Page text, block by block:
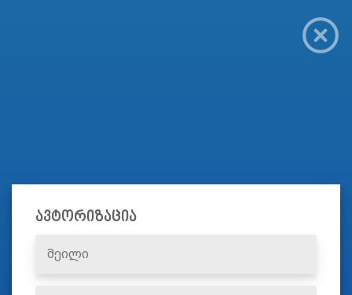
ავტორიზაცია